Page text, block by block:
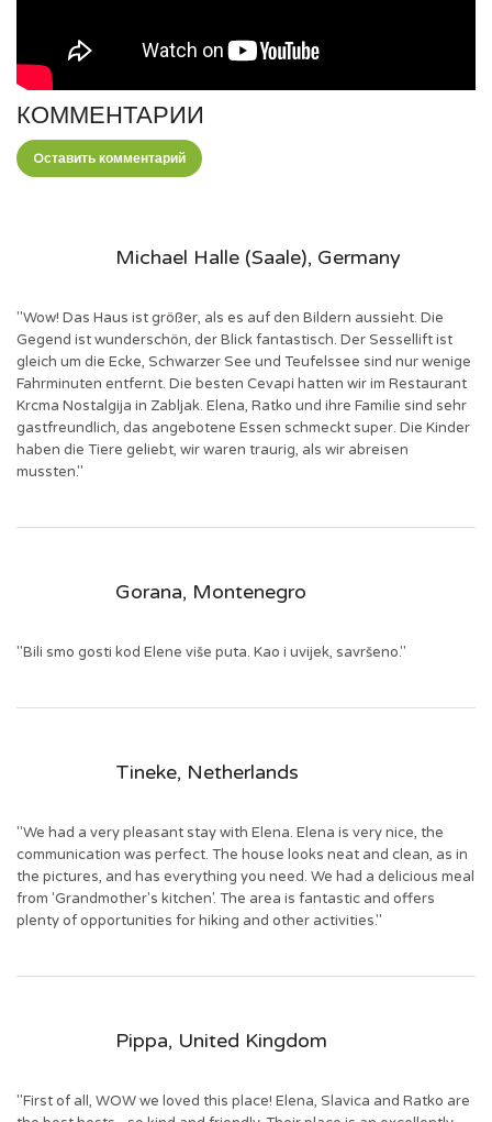
КОММЕНТАРИИ
Oставить комментарий
Michael Halle (Saale), Germany
"Wow! Das Haus ist größer, als es auf den Bildern aussieht. Die
Gegend ist wunderschön, der Blick fantastisch. Der Sessellift ist
gleich um die Ecke, Schwarzer See und Teufelssee sind nur wenige
Fahrminuten entfernt. Die besten Cevapi hatten wir im Restaurant
Krcma Nostalgija in Zabljak. Elena, Ratko und ihre Familie sind sehr
gastfreundlich, das angebotene Essen schmeckt super. Die Kinder
haben die Tiere geliebt, wir waren traurig, als wir abreisen
mussten."
Gorana, Montenegro
"Bili smo gosti kod Elene više puta. Kao i uvijek, savršeno."
Tineke, Netherlands
"We had a very pleasant stay with Elena. Elena is very nice, the
communication was perfect. The house looks neat and clean, as in
the pictures, and has everything you need. We had a delicious meal
from 'Grandmother's kitchen'. The area is fantastic and offers
plenty of opportunities for hiking and other activities."
Pippa, United Kingdom
"First of all, WOW we loved this place! Elena, Slavica and Ratko are